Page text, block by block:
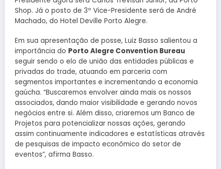
Shop. Já o posto de 3º Vice-Presidente será de André
Machado, do Hotel Deville Porto Alegre.
Em sua apresentação de posse, Luiz Basso salientou a
importância do Porto Alegre Convention Bureau
seguir sendo o elo de união das entidades públicas e
privadas do trade, atuando em parceria com
segmentos importantes e incrementando a economia
gaúcha. “Buscaremos envolver ainda mais os nossos
associados, dando maior visibilidade e gerando novos
negócios entre si. Além disso, criaremos um Banco de
Projetos para potencializar nossas ações, gerando
assim continuamente indicadores e estatísticas através
de pesquisas de impacto econômico do setor de
eventos”, afirma Basso.